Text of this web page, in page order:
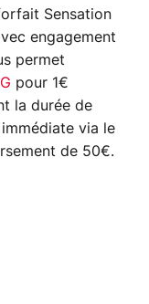
Sensation
engagement
permet
pour 1€
la durée de
via le
de 50€.